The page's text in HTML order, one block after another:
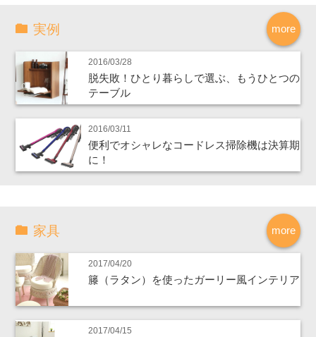
more
実例
2016/03/28
脱失敗！ひとり暮らしで選ぶ、もうひとつの
テーブル
2016/03/11
便利でオシャレなコードレス掃除機は決算期
に！
more
家具
2017/04/20
籐（ラタン）を使ったガーリー風インテリア
2017/04/15